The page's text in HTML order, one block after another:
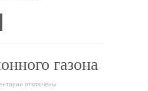
газона
отключены